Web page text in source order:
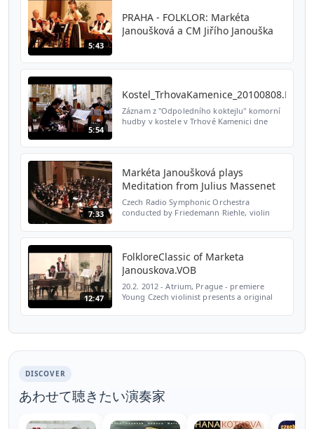
5:43
PRAHA - FOLKLOR: Markéta
Janoušková a CM Jiřího Janouška
5:54
Kostel_TrhovaKamenice_20100808.MTS
Záznam z "Odpoledního koktejlu" komorní
hudby v kostele v Trhové Kamenici dne
7:33
Markéta Janoušková plays
Meditation from Julius Massenet
Czech Radio Symphonic Orchestra
conducted by Friedemann Riehle, violin
12:47
FolkloreClassic of Marketa
Janouskova.VOB
20.2. 2012 - Atrium, Prague - premiere
Young Czech violinist presents a original
DISCOVER
あわせて聴きたい演奏家